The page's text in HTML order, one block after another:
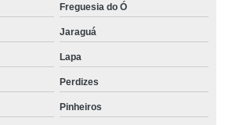
Freguesia do Ó
Jaraguá
Lapa
Perdizes
Pinheiros